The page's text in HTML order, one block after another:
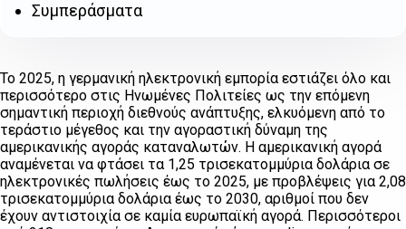
Το 2025, η γερμανική ηλεκτρονική εμπορία εστιάζει όλο και
περισσότερο στις Ηνωμένες Πολιτείες ως την επόμενη
σημαντική περιοχή διεθνούς ανάπτυξης, ελκυόμενη από το
τεράστιο μέγεθος και την αγοραστική δύναμη της
αμερικανικής αγοράς καταναλωτών. Η αμερικανική αγορά
αναμένεται να φτάσει τα 1,25 τρισεκατομμύρια δολάρια σε
ηλεκτρονικές πωλήσεις έως το 2025, με προβλέψεις για 2,08
τρισεκατομμύρια δολάρια έως το 2030, αριθμοί που δεν
έχουν αντιστοιχία σε καμία ευρωπαϊκή αγορά. Περισσότεροι
Συμπεράσματα